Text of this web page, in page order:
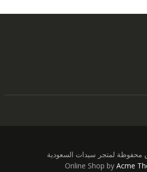
محفوظة لمتجر سيدات السعودية
Online Shop by Acme